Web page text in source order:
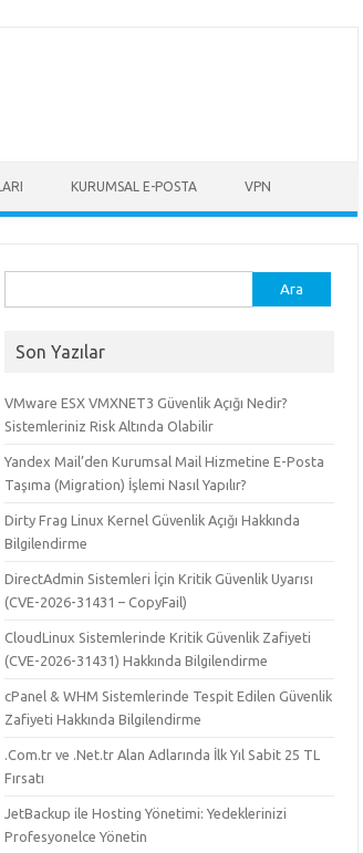
KURUMSAL E-POSTA VPN
Son Yazılar
VMware ESX VMXNET3 Güvenlik Açığı Nedir?
Sistemleriniz Risk Altında Olabilir
Yandex Mail’den Kurumsal Mail Hizmetine E-Posta
Taşıma (Migration) İşlemi Nasıl Yapılır?
Dirty Frag Linux Kernel Güvenlik Açığı Hakkında
Bilgilendirme
DirectAdmin Sistemleri İçin Kritik Güvenlik Uyarısı
(CVE-2026-31431 – CopyFail)
CloudLinux Sistemlerinde Kritik Güvenlik Zafiyeti
(CVE-2026-31431) Hakkında Bilgilendirme
cPanel & WHM Sistemlerinde Tespit Edilen Güvenlik
Zafiyeti Hakkında Bilgilendirme
.Com.tr ve .Net.tr Alan Adlarında İlk Yıl Sabit 25 TL
Fırsatı
JetBackup ile Hosting Yönetimi: Yedeklerinizi
Profesyonelce Yönetin